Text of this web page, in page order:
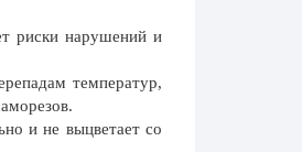
риски нарушений и
температур,
и не выцветает со